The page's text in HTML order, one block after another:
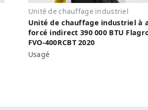
Unité de chauffage industriel
Unité de chauffage industriel à
forcé indirect 390 000 BTU
FVO-400RCBT 2020
Usagé